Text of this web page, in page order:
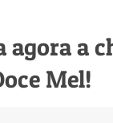
agora a
Mel!